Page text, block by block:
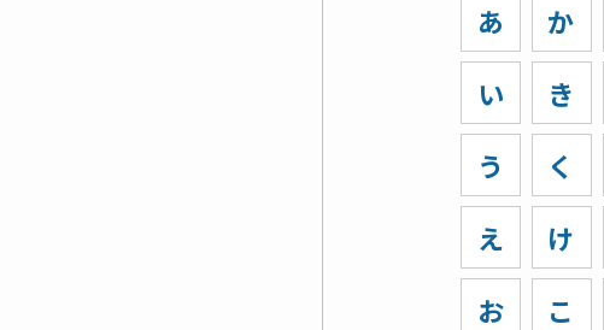
あ
い
う
え
お
か
き
く
け
こ